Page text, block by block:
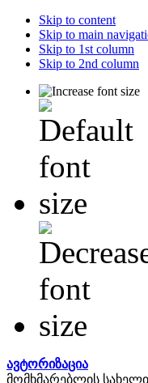
Skip to content
Skip to main
Skip to 1st column
Skip to 2nd column
ავტორიზაცია
მომხმარებლის სახელი